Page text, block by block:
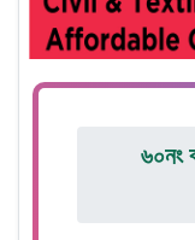
৬০নং